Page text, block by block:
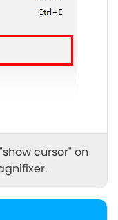
cursor" on